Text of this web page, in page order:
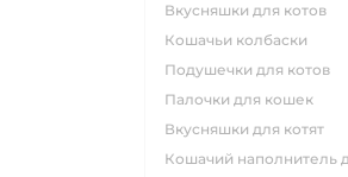
вкусняшки для котов
кошачьи колбаски
подушечки для котов
палочки для кошек
вкусняшки для котят
кошачий наполнитель